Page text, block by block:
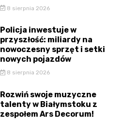
8 sierpnia 2026
Policja inwestuje w
przyszłość: miliardy na
nowoczesny sprzęt i setki
nowych pojazdów
8 sierpnia 2026
Rozwiń swoje muzyczne
talenty w Białymstoku z
zespołem Ars Decorum!